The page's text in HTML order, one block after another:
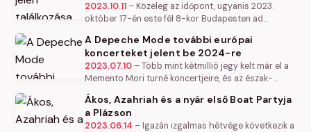
2023.10.11 – Közeleg az időpont, ugyanis 2023.
október 17-én este fél 8-kor Budapesten ad
Jukebox.
A Depeche Mode további európai
koncerteket jelent be 2024-re
2023.07.10 –Több mint kétmillió jegy kelt már el a
Memento Mori turné koncertjeire, és az észak-
amerikai és európai teltházas előadásokat követően
a Depeche Mode újabb…
Ákos, Azahriah és a nyár első Boat Partyja
a Plázson
2023.06.14 – Igazán izgalmas hétvége következik a